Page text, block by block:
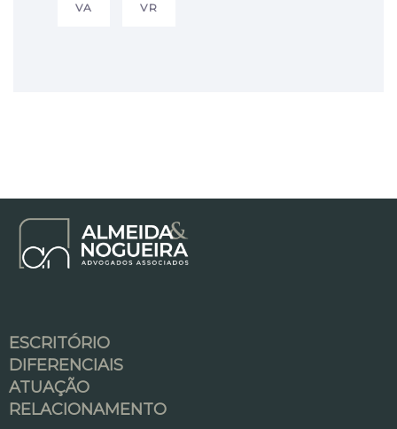
VA VR
ESCRITÓRIO
DIFERENCIAIS
ATUAÇÃO
RELACIONAMENTO